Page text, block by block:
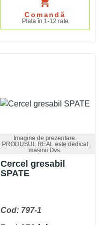
Comandă
Plata în 1-12 rate
Imagine de prezentare.
PRODUSUL REAL este dedicat
mașinii Dvs.
Cercel gresabil
SPATE
Cod: 797-1